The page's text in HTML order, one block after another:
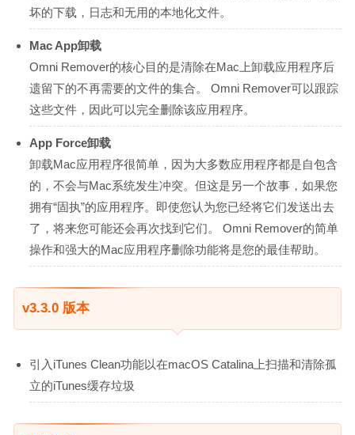
坏的下载，日志和无用的本地化文件。
Mac App卸载
Omni Remover的核心目的是清除在Mac上卸载应用程序后
遗留下的不再需要的文件的集合。 Omni Remover可以跟踪
这些文件，因此可以完全删除该应用程序。
App Force卸载
卸载Mac应用程序很简单，因为大多数应用程序都是自包含
的，不会与Mac系统发生冲突。但这是另一个故事，如果您
拥有“固执”的应用程序。即使您认为您已经将它们发送出去
了，将来您可能还会再次找到它们。 Omni Remover的简单
操作和强大的Mac应用程序删除功能将是您的最佳帮助。
v3.3.0 版本
引入iTunes Clean功能以在macOS Catalina上扫描和清除孤
立的iTunes缓存垃圾